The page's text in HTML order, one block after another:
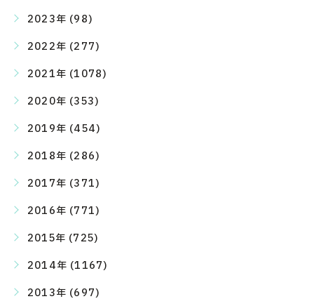
2023年 (98)
2022年 (277)
2021年 (1078)
2020年 (353)
2019年 (454)
2018年 (286)
2017年 (371)
2016年 (771)
2015年 (725)
2014年 (1167)
2013年 (697)